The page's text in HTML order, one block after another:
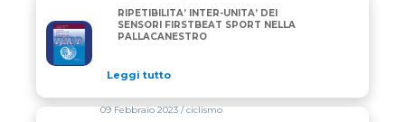
RIPETIBILITA’ INTER-UNITA’ DEI
SENSORI FIRSTBEAT SPORT NELLA
PALLACANESTRO
Leggi tutto
09 Febbraio 2023 / ciclismo